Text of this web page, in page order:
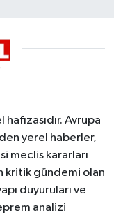
Avrupa
yerel haberler,
meclis kararları
kritik gündemi olan
duyuruları ve
analizi